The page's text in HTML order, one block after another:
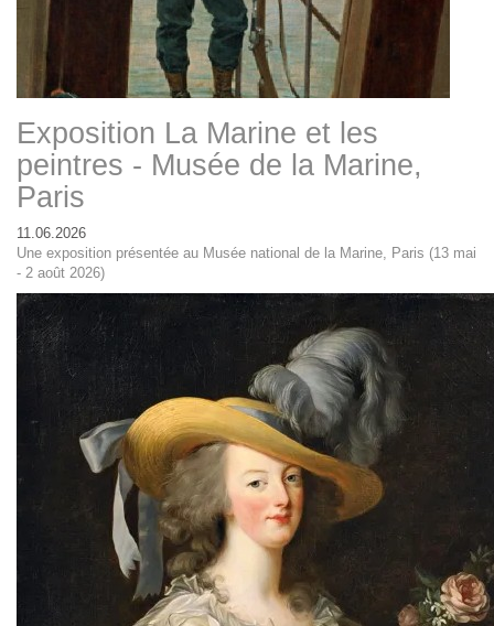
Exposition La Marine et les
peintres - Musée de la Marine,
Paris
11.06.2026
Une exposition présentée au Musée national de la Marine, Paris (13 mai
- 2 août 2026)